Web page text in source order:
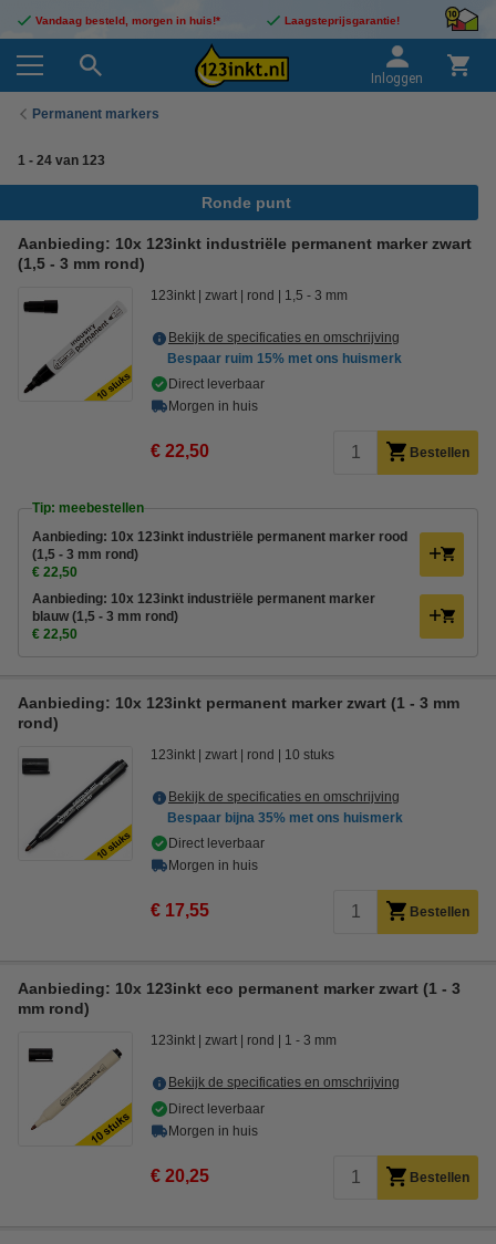
Vandaag besteld, morgen in huis!* Laagsteprijsgarantie!
Inloggen
Permanent markers
1 - 24 van 123
Ronde punt
Aanbieding: 10x 123inkt industriële permanent marker zwart
(1,5 - 3 mm rond)
123inkt zwart rond 1,5 - 3 mm
Bekijk de specificaties en omschrijving
Bespaar ruim 15% met ons huismerk
Direct leverbaar
Morgen in huis
€ 22,50 Bestellen
Tip: meebestellen
Aanbieding: 10x 123inkt industriële permanent marker rood
(1,5 - 3 mm rond)
€ 22,50
Aanbieding: 10x 123inkt industriële permanent marker
blauw (1,5 - 3 mm rond)
€ 22,50
Aanbieding: 10x 123inkt permanent marker zwart (1 - 3 mm
rond)
123inkt zwart rond 10 stuks
Bekijk de specificaties en omschrijving
Bespaar bijna 35% met ons huismerk
Direct leverbaar
Morgen in huis
€ 17,55 Bestellen
Aanbieding: 10x 123inkt eco permanent marker zwart (1 - 3
mm rond)
123inkt zwart rond 1 - 3 mm
Bekijk de specificaties en omschrijving
Direct leverbaar
Morgen in huis
€ 20,25 Bestellen